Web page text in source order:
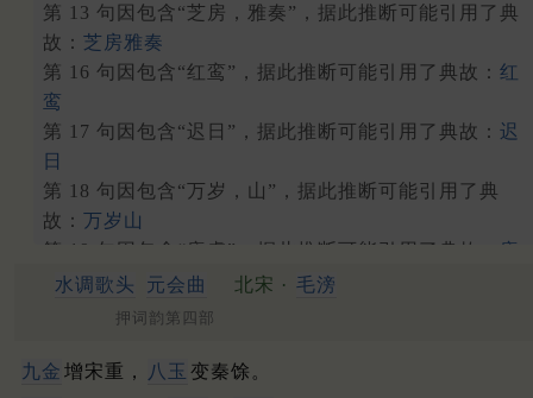
第 13 句因包含“芝房，雅奏”，据此推断可能引用了典
故： 芝房雅奏
第 16 句因包含“红鸾”，据此推断可能引用了典故： 红
鸾
第 17 句因包含“迟日”，据此推断可能引用了典故： 迟
日
第 18 句因包含“万岁，山”，据此推断可能引用了典
故： 万岁山
第 19 句因包含“唐虞”，据此推断可能引用了典故：
唐
虞水调歌头 元会曲 北宋 · 毛滂
押词韵第四部
九金 增宋重， 八玉 变秦馀。